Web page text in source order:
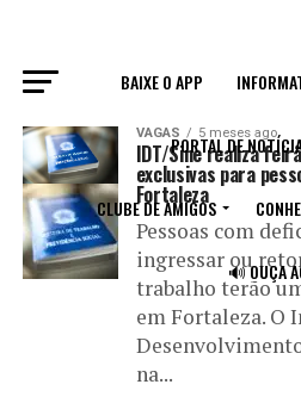
BAIXE O APP
PORTAL DE
CLUBE DE AMIGOS
🔊 OUÇA
All posts
VAGAS 5 meses ago
IDT/Sine realiza
exclusivas para
Fortaleza
Pessoas com
ingressar ou
trabalho terão
em Fortaleza. O
na...